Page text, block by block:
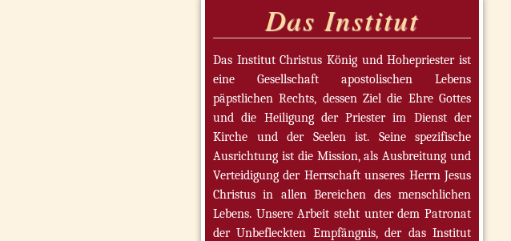
Das Institut
Das Institut Christus König und Hohepriester ist
eine Gesellschaft apostolischen Lebens
päpstlichen Rechts, dessen Ziel die Ehre Gottes
und die Heiligung der Priester im Dienst der
Kirche und der Seelen ist. Seine spezifische
Ausrichtung ist die Mission, als Ausbreitung und
Verteidigung der Herrschaft unseres Herrn Jesus
Christus in allen Bereichen des menschlichen
Lebens. Unsere Arbeit steht unter dem Patronat
der Unbefleckten Empfängnis, der das Institut